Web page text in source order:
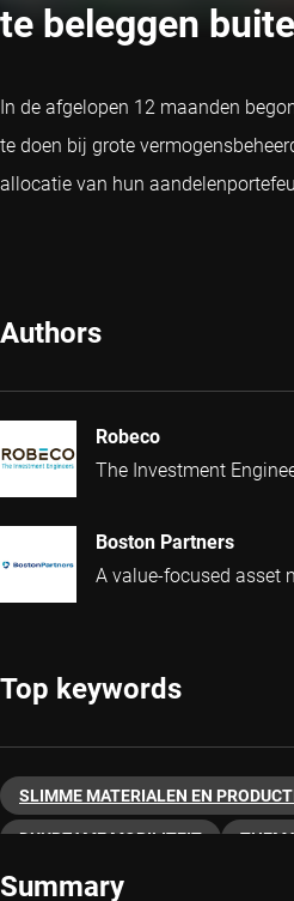
te beleggen
In de afgelopen 12 maanden
te doen bij grote
allocatie van hun
Authors
Robeco
The Investment
Boston Partners
A value-focused asset
Top keywords
SLIMME MATERIALEN EN
DUURZAME MOBILITEIT
Summary